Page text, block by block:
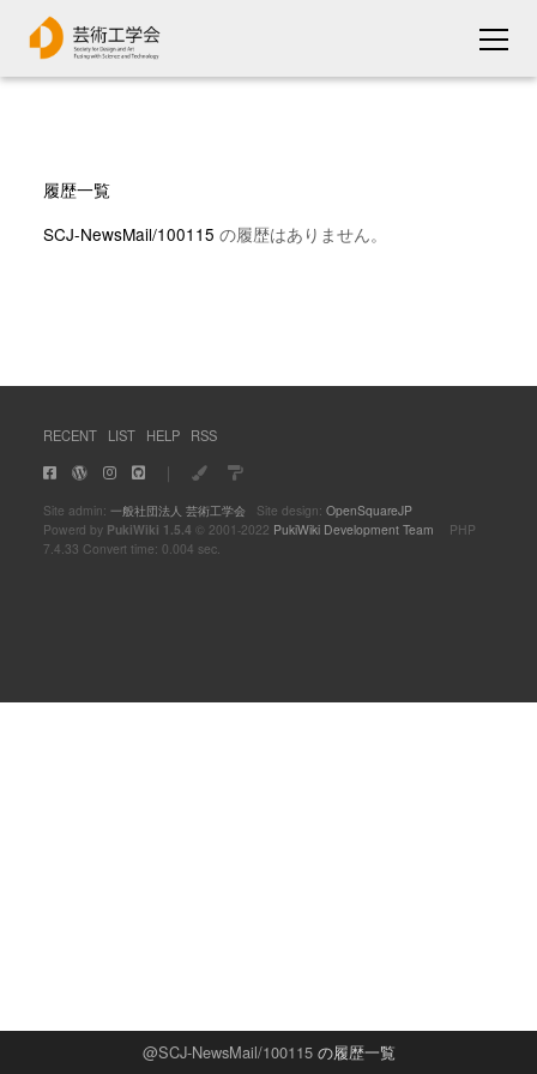
SCJ-NewsMail/100115の履歴一覧
履歴一覧
SCJ-NewsMail/100115 の履歴はありません。
RECENT LIST HELP RSS
｜
Site admin: 一般社団法人 芸術工学会Site design: OpenSquareJP
Powerd by PukiWiki 1.5.4 © 2001-2022 PukiWiki Development Team PHP
7.4.33 Convert time: 0.004 sec.